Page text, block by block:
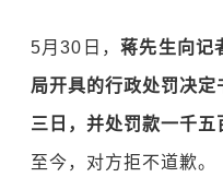
5月30日，蒋先生向记
局开具的行政处罚决
三日，并处罚款一千五
至今，对方拒不道歉。